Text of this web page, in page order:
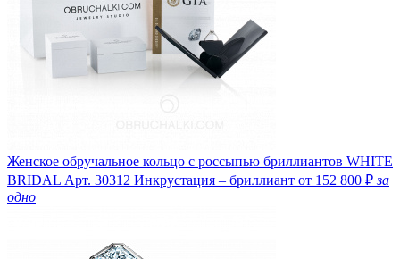
Женское обручальное кольцо с россыпью бриллиантов WHITE
BRIDAL Арт. 30312 Инкрустация – бриллиант от 152 800 ₽за
одно